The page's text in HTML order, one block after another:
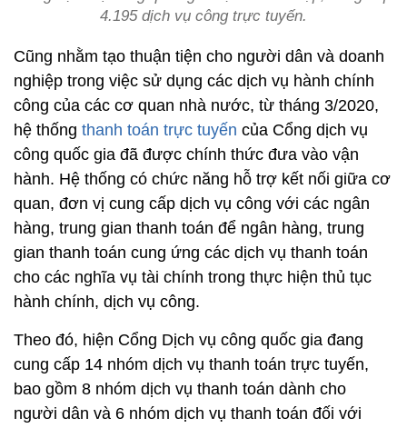
4.195 dịch vụ công trực tuyến.
Cũng nhằm tạo thuận tiện cho người dân và doanh
nghiệp trong việc sử dụng các dịch vụ hành chính
công của các cơ quan nhà nước, từ tháng 3/2020,
hệ thống thanh toán trực tuyến của Cổng dịch vụ
công quốc gia đã được chính thức đưa vào vận
hành. Hệ thống có chức năng hỗ trợ kết nối giữa cơ
quan, đơn vị cung cấp dịch vụ công với các ngân
hàng, trung gian thanh toán để ngân hàng, trung
gian thanh toán cung ứng các dịch vụ thanh toán
cho các nghĩa vụ tài chính trong thực hiện thủ tục
hành chính, dịch vụ công.
Theo đó, hiện Cổng Dịch vụ công quốc gia đang
cung cấp 14 nhóm dịch vụ thanh toán trực tuyến,
bao gồm 8 nhóm dịch vụ thanh toán dành cho
người dân và 6 nhóm dịch vụ thanh toán đối với